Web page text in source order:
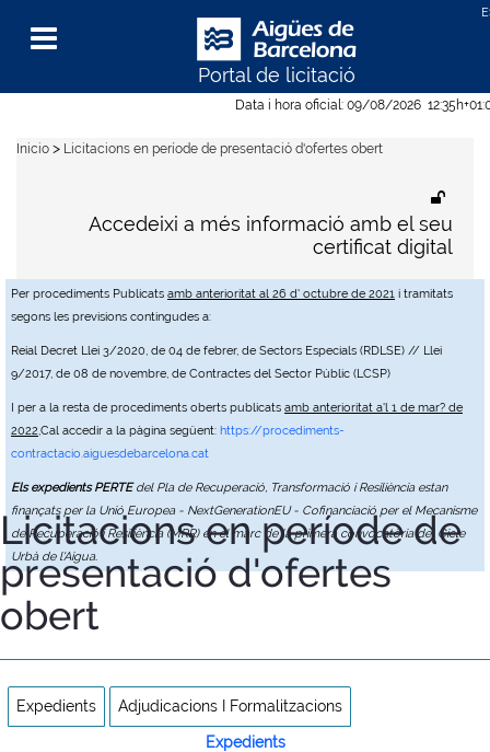
Data i hora oficial: 09/08/2026 12:35h
Per procediments Publicats amb anterioritat al 26 d' octubre de 2021 i tramitats
segons les previsions contingudes a:
Reial Decret Llei 3/2020, de 04 de febrer, de Sectors Especials (RDLSE) // Llei
9/2017, de 08 de novembre, de Contractes del Sector Públic (LCSP)
I per a la resta de procediments oberts publicats amb anterioritat a'l 1 de mar? de
2022,Cal accedir a la pàgina següent: https://procediments-
contractacio.aiguesdebarcelona.cat
Els expedients PERTEdel Pla de Recuperació, Transformació i Resiliència estan
finançats per la Unió Europea - NextGenerationEU - Cofinanciació per el Mecanisme
de Recuperació i Resiliència (MRR) en el marc de la primera convocatòria del Cicle
Urbà de l'Aigua.
Portal de licitació
Menu
Accedeixi a més informació amb el seu
certificat digital
Inicio > Licitacions en període de presentació d'ofertes obert
Licitacions en període de
presentació d'ofertes
obert
Expedients Adjudicacions I Formalitzacions
Expedients